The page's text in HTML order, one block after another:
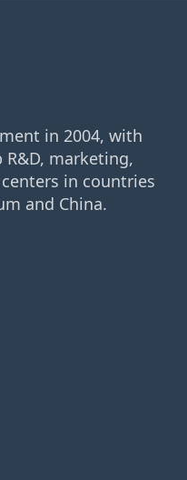
in 2004, with
marketing,
in countries
and China.